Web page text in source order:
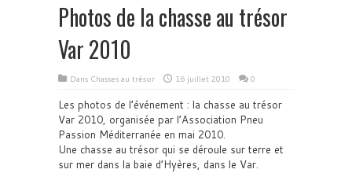
Photos de la chasse au trésor
Var 2010
Dans Chasses au trésor 16 juillet 2010 0
Les photos de l’événement : la chasse au trésor
Var 2010, organisée par l’Association Pneu
Passion Méditerranée en mai 2010.
Une chasse au trésor qui se déroule sur terre et
sur mer dans la baie d’Hyères, dans le Var.